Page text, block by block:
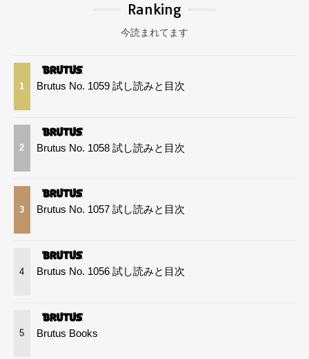
Ranking
今読まれてます
1 Brutus No. 1059 試し読みと目次
2 Brutus No. 1058 試し読みと目次
3 Brutus No. 1057 試し読みと目次
4 Brutus No. 1056 試し読みと目次
5 Brutus Books